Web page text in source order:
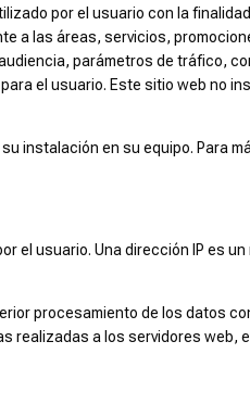
por el usuario con la
a las áreas, servicios,
parámetros de tráfico,
el usuario. Este sitio web no
instalación en su equipo. Para
el usuario. Una dirección IP es
procesamiento de los datos
realizadas a los servidores web,